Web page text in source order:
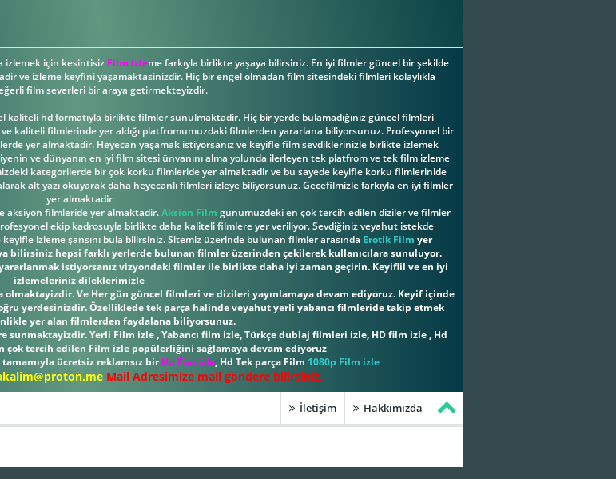
izlemek için kesintisiz Film izleme farkıyla birlikte yaşaya bilirsiniz. En iyi filmler güncel bir şekilde
ve izleme keyfini yaşamaktasinizdir. Hiç bir engel olmadan film sitesindeki filmleri kolaylıkla
film severleri bir araya getirmekteyizdir.
kaliteli hd formatıyla birlikte filmler sunulmaktadir. Hiç bir yerde bulamadığınız güncel filmleri
kaliteli filmlerinde yer aldığı platfromumuzdaki filmlerden yararlana biliyorsunuz. Profesyonel bir
yer almaktadir. Heyecan yaşamak istiyorsanız ve keyifle film sevdiklerinizle birlikte izlemek
ve dünyanın en iyi film sitesi ünvanını alma yolunda ilerleyen tek platfrom ve tek film izleme
kategorilerde bir çok korku filmleride yer almaktadir ve bu sayede keyifle korku filmlerinide
alt yazı okuyarak daha heyecanlı filmleri izleye biliyorsunuz. Gecefilmizle farkıyla en iyi filmler
yer almaktadir
aksiyon filmleride yer almaktadir.Aksion Film günümüzdeki en çok tercih edilen diziler ve filmler
ekip kadrosuyla birlikte daha kaliteli filmlere yer veriliyor. Sevdiğiniz veyahut istekde
izleme şansını bula bilirsiniz. Sitemiz üzerinde bulunan filmler arasında Erotik Film yer
hepsi farklı yerlerde bulunan filmler üzerinden çekilerek kullanıcılara sunuluyor.
istiyorsanız vizyondaki filmler ile birlikte daha iyi zaman geçirin. Keyiflil ve en iyi
izlemeleriniz dileklerimizle
olmaktayizdir. Ve Her gün güncel filmleri ve dizileri yayınlamaya devam ediyoruz. Keyif içinde
yerdesinizdir. Özelliklede tek parça halinde veyahut yerli yabancı filmleride takip etmek
yer alan filmlerden faydalana biliyorsunuz.
sunmaktayizdir. Yerli Film izle , Yabancı film izle, Türkçe dublaj filmleri izle, HD film izle , Hd
çok tercih edilen Film izle popülerliğini sağlamaya devam ediyoruz
ücretsiz reklamsız birHd Fim izle, Hd Tek parça Film 1080p Film izle
Mail Adresimize mail göndere bilirsiniz.
İletişim Hakkımızda